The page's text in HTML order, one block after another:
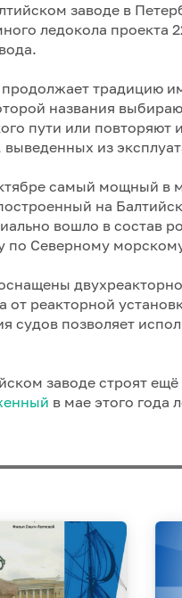
заводе в
ледокола проекта
традицию
названия
пути или повторяют
из
самый мощный в
на
вошло в состав
по Северному
реакторной
судов позволяет
заводе строят
в мае этого года